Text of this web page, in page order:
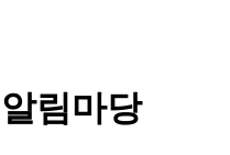
알림마당